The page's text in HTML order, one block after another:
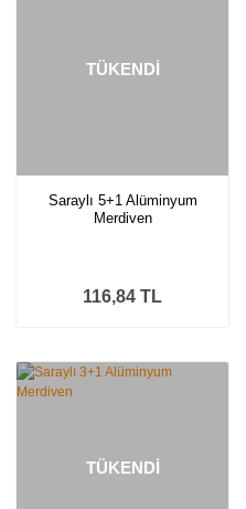
TÜKENDİ
Saraylı 5+1 Alüminyum
Merdiven
116,84 TL
TÜKENDİ